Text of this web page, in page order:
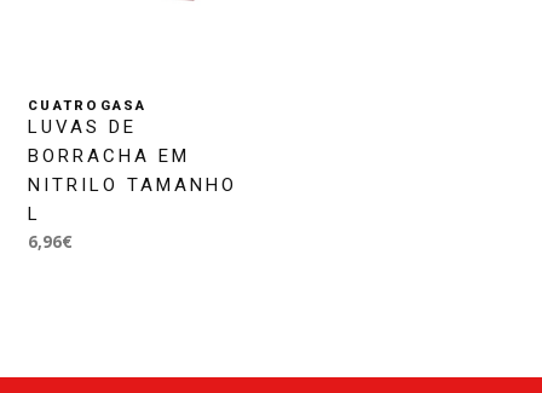
CUATROGASA
LUVAS DE
BORRACHA EM
NITRILO TAMANHO
L
6,96€